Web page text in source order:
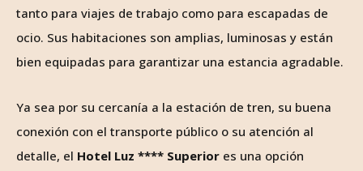
tanto para viajes de trabajo como para escapadas de
ocio. Sus habitaciones son amplias, luminosas y están
bien equipadas para garantizar una estancia agradable.
Ya sea por su cercanía a la estación de tren, su buena
conexión con el transporte público o su atención al
detalle, el Hotel Luz **** Superior es una opción